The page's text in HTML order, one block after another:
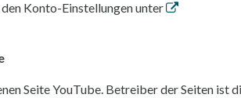
Konto-Einstellungen unter
Seite YouTube. Betreiber der Seiten ist